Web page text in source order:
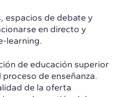
espacios de debate y
en directo y
learning.
de educación superior
de enseñanza.
de la oferta